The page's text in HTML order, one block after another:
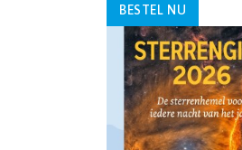
BESTEL NU